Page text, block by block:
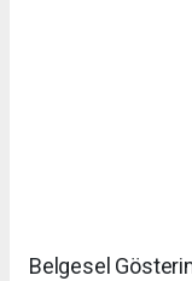
Belgesel